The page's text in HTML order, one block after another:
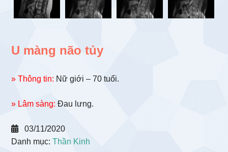
U màng não tủy
» Thông tin: Nữ giới – 70 tuổi.
» Lâm sàng: Đau lưng.
03/11/2020
Danh mục:Thần Kinh